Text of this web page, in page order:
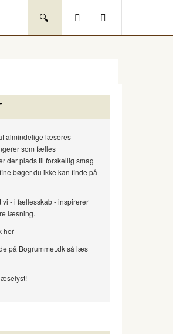
almindelige læseres
som fælles
der plads til forskellig smag
bøger du ikke kan finde på
vi - i fællesskab - inspirerer
læsning.
her
på Bogrummet.dk så læs